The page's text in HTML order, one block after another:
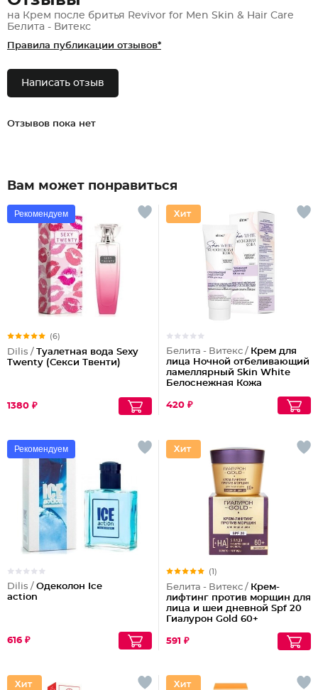
на Крем после бритья Revivor for Men Skin & Hair Care
Белита - Витекс
Правила публикации отзывов*
Написать отзыв
Отзывов пока нет
Вам может понравиться
Рекомендуем
(6)
Dilis / Туалетная вода Sexy
Twenty (Секси Твенти)
1380 ₽
Белита - Витекс / Крем для
лица Ночной отбеливающий
ламеллярный Skin White
Белоснежная Кожа
420 ₽
Рекомендуем
Dilis / Одеколон Ice
action
616 ₽
(1)
Белита - Витекс / Крем-
лифтинг против морщин для
лица и шеи дневной Spf 20
Гиалурон Gold 60+
591 ₽